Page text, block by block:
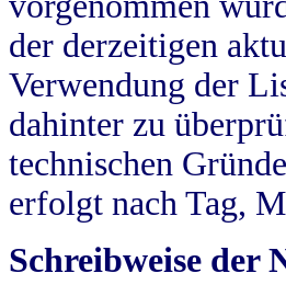
der derzeitigen
Verwendung der
dahinter zu
technischen
erfolgt nach Tag,
Schreibweise der